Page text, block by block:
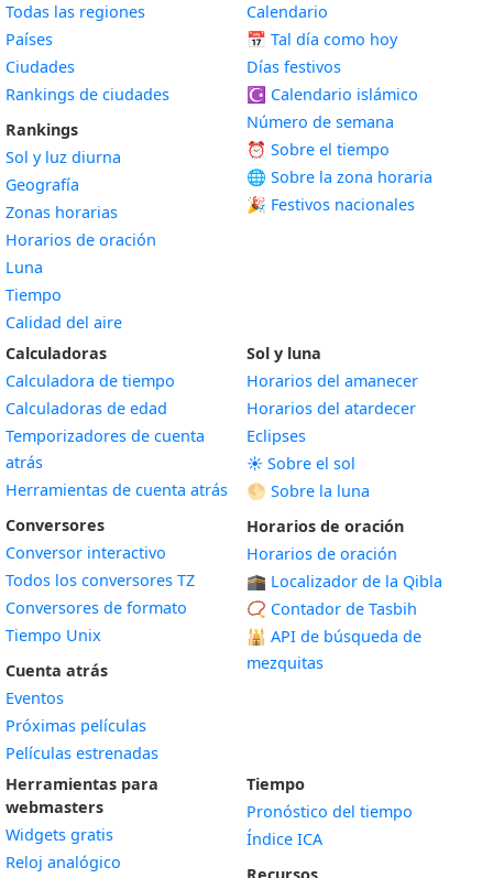
Todas las regiones
Países
Ciudades
Rankings de ciudades
Rankings
Sol y luz diurna
Geografía
Zonas horarias
Horarios de oración
Luna
Tiempo
Calidad del aire
Calendario
📅 Tal día como hoy
Días festivos
☪️ Calendario islámico
Número de semana
⏰ Sobre el tiempo
🌐 Sobre la zona horaria
🎉 Festivos nacionales
Calculadoras
Calculadora de tiempo
Calculadoras de edad
Temporizadores de cuenta
atrás
Herramientas de cuenta atrás
Conversores
Conversor interactivo
Todos los conversores TZ
Conversores de formato
Tiempo Unix
Cuenta atrás
Eventos
Próximas películas
Películas estrenadas
Sol y luna
Horarios del amanecer
Horarios del atardecer
Eclipses
☀️ Sobre el sol
🌕 Sobre la luna
Horarios de oración
Horarios de oración
🕋 Localizador de la Qibla
📿 Contador de Tasbih
🕌 API de búsqueda de
mezquitas
Herramientas para
webmasters
Widgets gratis
Reloj analógico
Tiempo
Pronóstico del tiempo
Índice ICA